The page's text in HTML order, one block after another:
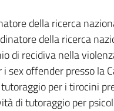
della ricerca
della ricerca
di recidiva nella
offender presso la
per i tirocini
di tutoraggio per